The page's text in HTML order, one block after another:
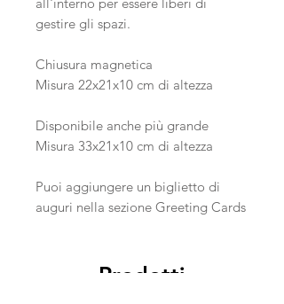
gestire gli spazi.
Chiusura magnetica
Misura 22x21x10 cm di altezza
Disponibile anche più grande
Misura 33x21x10 cm di altezza
Puoi aggiungere un biglietto di
auguri nella sezione Greeting Cards
Prodotti